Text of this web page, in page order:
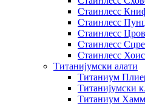
Стаинлесс
Стаинлесс
Стаинлесс
Стаинлесс
Стаинлесс
Титанијумски алати
Титаниум
Титанијумски
Титаниум